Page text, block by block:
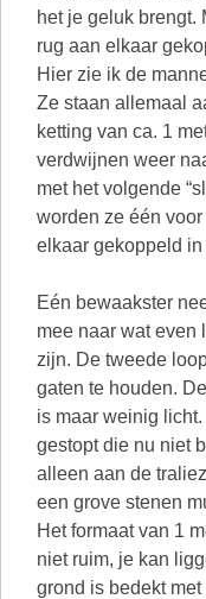
het je geluk brengt.
rug aan elkaar
Hier zie ik de
Ze staan allemaal
ketting van ca. 1
verdwijnen weer
met het volgende
worden ze één
elkaar gekoppeld
Eén bewaakster
mee naar wat even
zijn. De tweede
gaten te houden.
is maar weinig
gestopt die nu niet
alleen aan de
een grove stenen
Het formaat van 1
niet ruim, je kan
grond is bedekt